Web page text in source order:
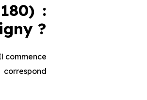
:
?
commence